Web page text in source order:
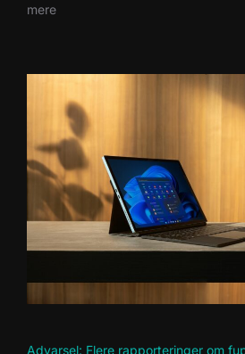
mere
Advarsel: Flere rapporteringer om